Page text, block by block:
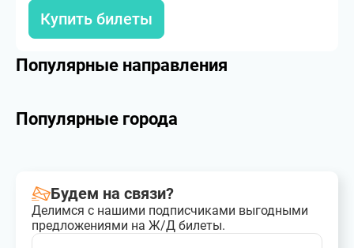
Купить билеты
Популярные направления
Популярные города
Будем на связи?
Делимся с нашими подписчиками выгодными
предложениями на Ж/Д билеты.